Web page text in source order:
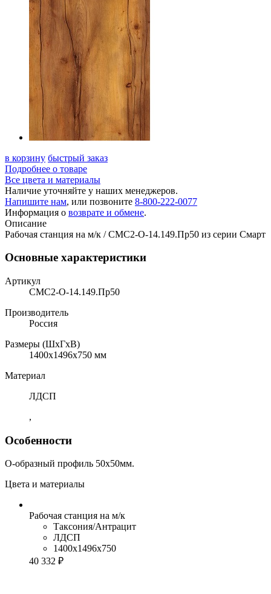
в корзину быстрый заказ
Подробнее о товаре
Все цвета и материалы
Наличие уточняйте у наших менеджеров.
Напишите нам, или позвоните 8-800-222-0077
Информация о возврате и обмене.
Описание
Рабочая станция на м/к / СМС2-О-14.149.Пр50 из серии Смарт
Основные характеристики
Артикул
СМС2-О-14.149.Пр50
Производитель
Россия
Размеры (ШхГхВ)
1400x1496x750 мм
Материал
ЛДСП
,
Особенности
О-образный профиль 50х50мм.
Цвета и материалы
Рабочая станция на м/к
Таксония/Антрацит
ЛДСП
1400x1496x750
40 332 ₽